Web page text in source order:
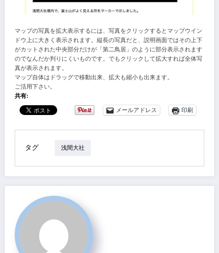
マップの写真を拡大表示するには、写真をクリックするとマップウイン
ドウ上に大きく表示されます。縦長の写真だと、説明画面ではその上下
がカットされた中央部分だけが「第二鳥居」のように部分表示されます
のでなんだか判りにくいものです。でもクリックして拡大すれば全体写
真が表示されます。
マップ自体はドラッグで移動出来、拡大も縮小も出来ます。
ご活用下さい。
共有:
メールアドレス 印刷
タグ 浅間大社